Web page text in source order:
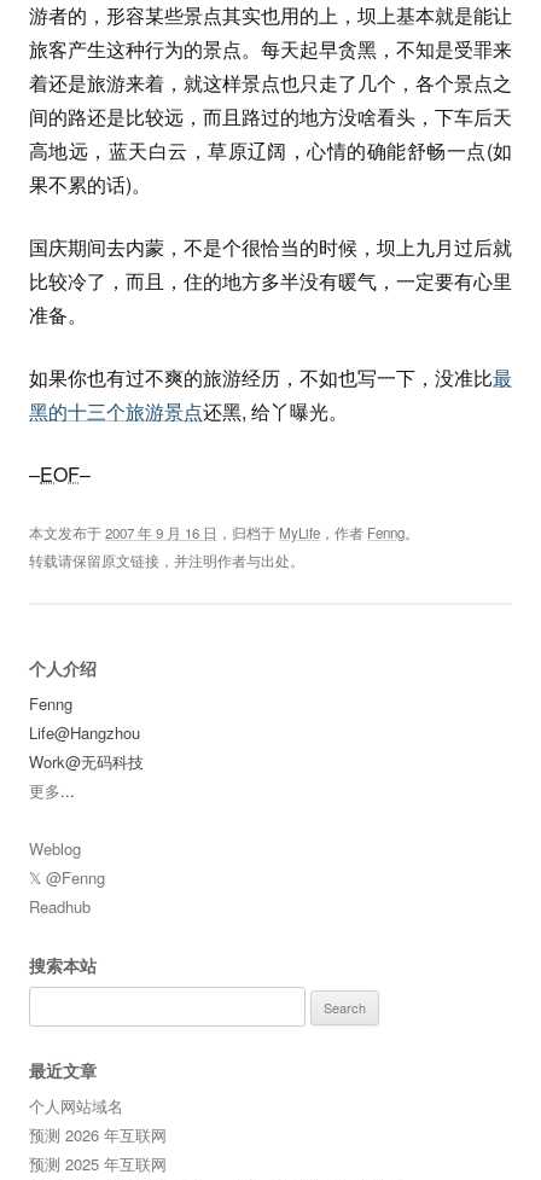
游者的，形容某些景点其实也用的上，坝上基本就是能让
旅客产生这种行为的景点。每天起早贪黑，不知是受罪来
着还是旅游来着，就这样景点也只走了几个，各个景点之
间的路还是比较远，而且路过的地方没啥看头，下车后天
高地远，蓝天白云，草原辽阔，心情的确能舒畅一点(如
果不累的话)。
国庆期间去内蒙，不是个很恰当的时候，坝上九月过后就
比较冷了，而且，住的地方多半没有暖气，一定要有心里
准备。
如果你也有过不爽的旅游经历，不如也写一下，没准比最
黑的十三个旅游景点还黑, 给丫曝光。
–EOF–
本文发布于2007 年 9 月 16 日 ，归档于 MyLife ，作者 Fenng。
转载请保留原文链接，并注明作者与出处。
个人介绍
Fenng
Life@Hangzhou
Work@无码科技
更多...
Weblog
𝕏 @Fenng
Readhub
搜索本站
for:
最近文章
个人网站域名
预测 2026 年互联网
预测 2025 年互联网